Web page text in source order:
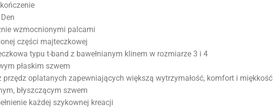
wzmocnionymi palcami
części majteczkowej
typu t-band z bawełnianym klinem w rozmiarze 3 i 4
płaskim szwem
przędz oplatanych zapewniających większą wytrzymałość, komfort i miękkość
błyszczącym szwem
każdej szykownej kreacji